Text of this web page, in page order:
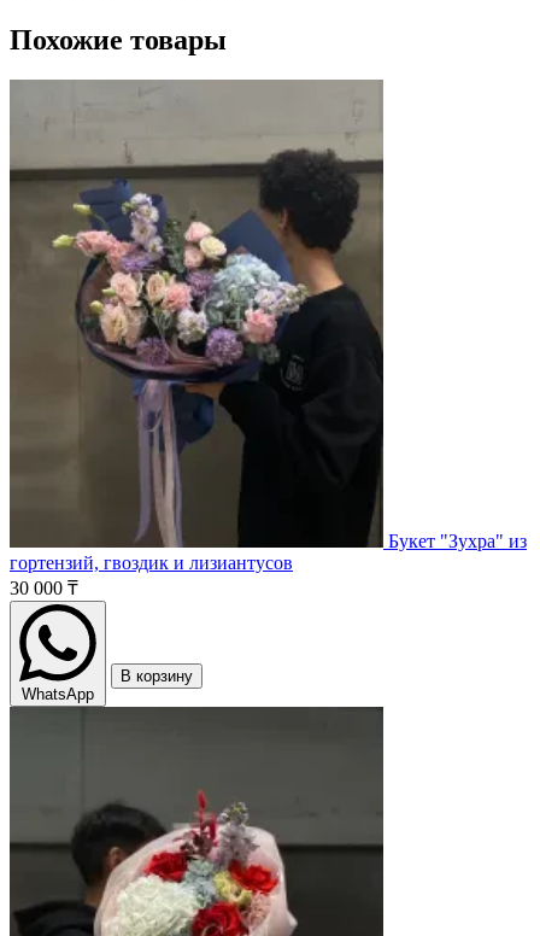
Похожие товары
Букет "Зухра" из
гортензий, гвоздик и лизиантусов
30 000 ₸
WhatsApp
В корзину